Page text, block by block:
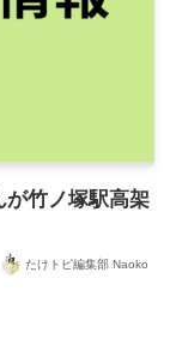
が竹ノ塚駅高架
たけトピ編集部 Naoko